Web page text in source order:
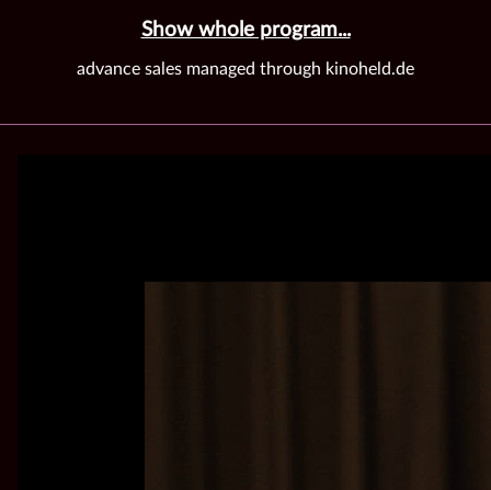
Show whole program...
advance sales managed through kinoheld.de